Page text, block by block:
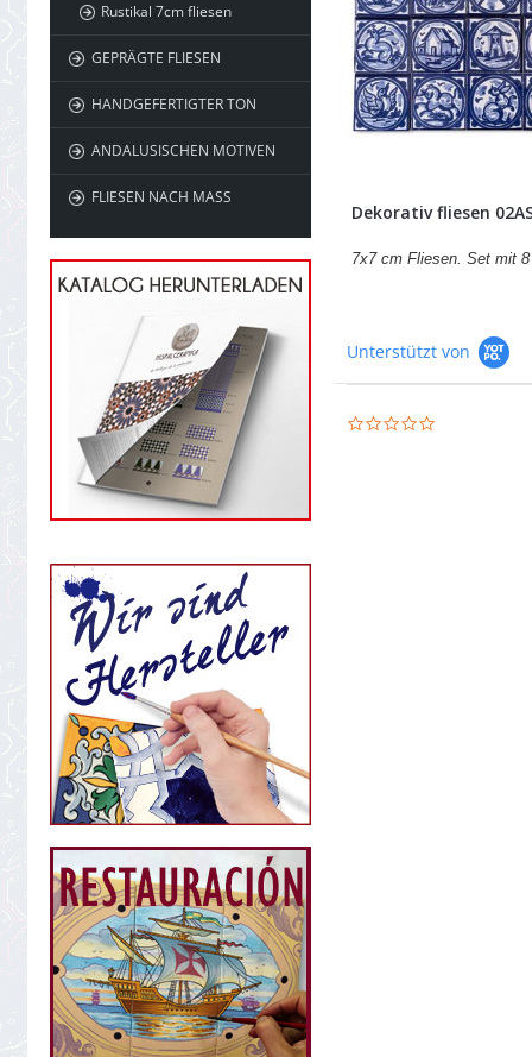
Rustikal 7cm fliesen
GEPRÄGTE FLIESEN
HANDGEFERTIGTER TON
ANDALUSISCHEN MOTIVEN
FLIESEN NACH MASS
Dekorativ fliesen
7x7 cm Fliesen. Set mit
Unterstützt von